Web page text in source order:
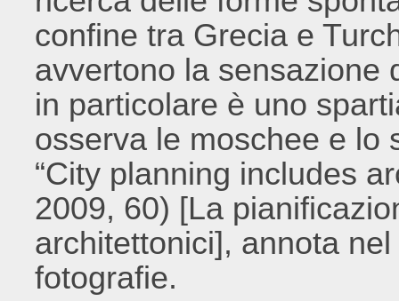
confine tra Grecia e
avvertono la sensazione
in particolare è uno
osserva le moschee e lo
“City planning includes
2009, 60) [La
architettonici], annota
fotografie.